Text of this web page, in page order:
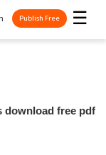
☰
Publish Free
download free pdf